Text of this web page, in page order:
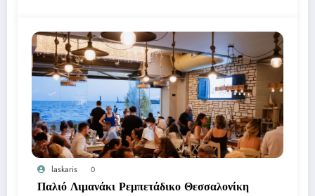
laskaris 0
Παλιό Λιμανάκι Ρεμπετάδικο Θεσσαλονίκη